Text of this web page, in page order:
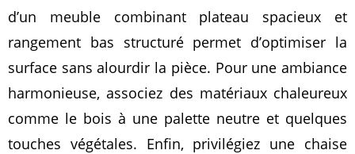
d’un meuble combinant plateau spacieux et
rangement bas structuré permet d’optimiser la
surface sans alourdir la pièce. Pour une ambiance
harmonieuse, associez des matériaux chaleureux
comme le bois à une palette neutre et quelques
touches végétales. Enfin, privilégiez une chaise